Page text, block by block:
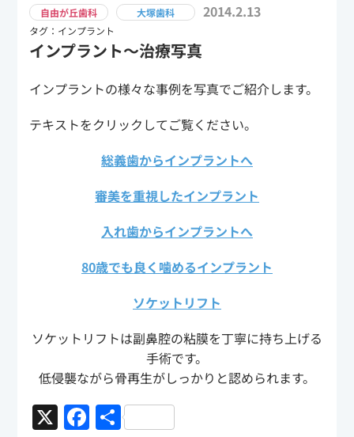
自由が丘歯科 大塚歯科 2014.2.13
タグ： インプラント
インプラント～治療写真
インプラントの様々な事例を写真でご紹介します。
テキストをクリックしてご覧ください。
総義歯からインプラントへ
審美を重視したインプラント
入れ歯からインプラントへ
80歳でも良く噛めるインプラント
ソケットリフト
ソケットリフトは副鼻腔の粘膜を丁寧に持ち上げる
手術です。
低侵襲ながら骨再生がしっかりと認められます。
X F 共